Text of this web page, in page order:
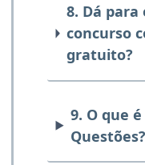
8. Dá
concurso
gratuito?
9. O que
Questões?